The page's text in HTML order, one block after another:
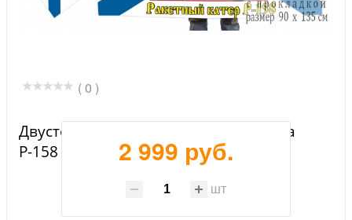
( 0 )
Двусторонний флаг ракетного катера
Р-158
2 999 руб.
шт